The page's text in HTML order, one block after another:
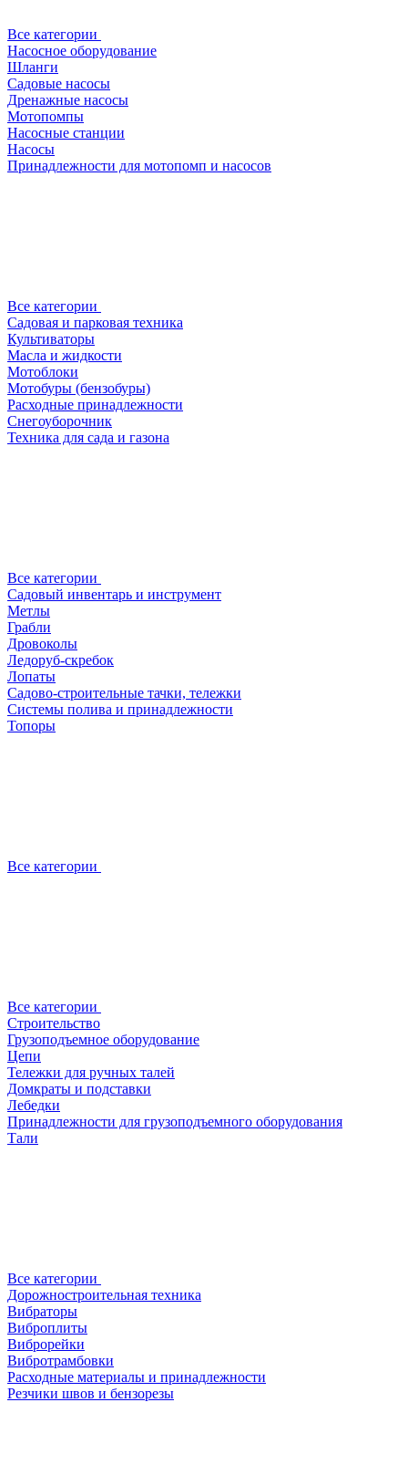
Все категории
Насосное оборудование
Шланги
Садовые насосы
Дренажные насосы
Мотопомпы
Насосные станции
Насосы
Принадлежности для мотопомп и насосов
Все категории
Садовая и парковая техника
Культиваторы
Масла и жидкости
Мотоблоки
Мотобуры (бензобуры)
Расходные принадлежности
Снегоуборочник
Техника для сада и газона
Все категории
Садовый инвентарь и инструмент
Метлы
Грабли
Дровоколы
Ледоруб-скребок
Лопаты
Садово-строительные тачки, тележки
Системы полива и принадлежности
Топоры
Все категории
Все категории
Строительство
Грузоподъемное оборудование
Цепи
Тележки для ручных талей
Домкраты и подставки
Лебедки
Принадлежности для грузоподъемного оборудования
Тали
Все категории
Дорожностроительная техника
Вибраторы
Виброплиты
Виброрейки
Вибротрамбовки
Расходные материалы и принадлежности
Резчики швов и бензорезы